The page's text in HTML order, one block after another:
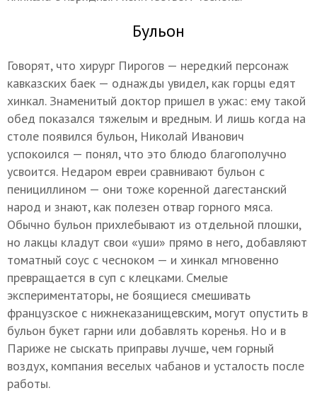
Бульон
Говорят, что хирург Пирогов — нередкий персонаж
кавказских баек — однажды увидел, как горцы едят
хинкал. Знаменитый доктор пришел в ужас: ему такой
обед показался тяжелым и вредным. И лишь когда на
столе появился бульон, Николай Иванович
успокоился — понял, что это блюдо благополучно
усвоится. Недаром евреи сравнивают бульон с
пенициллином — они тоже коренной дагестанский
народ и знают, как полезен отвар горного мяса.
Обычно бульон прихлебывают из отдельной плошки,
но лакцы кладут свои «уши» прямо в него, добавляют
томатный соус с чесноком — и хинкал мгновенно
превращается в суп с клецками. Смелые
экспериментаторы, не боящиеся смешивать
французское с нижнеказанищевским, могут опустить в
бульон букет гарни или добавлять коренья. Но и в
Париже не сыскать приправы лучше, чем горный
воздух, компания веселых чабанов и усталость после
работы.